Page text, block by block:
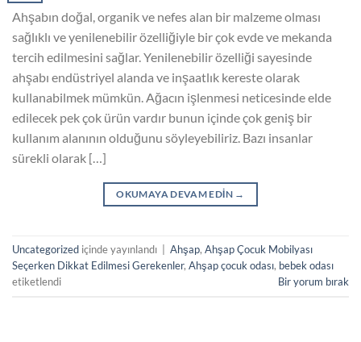
Ahşabın doğal, organik ve nefes alan bir malzeme olması
sağlıklı ve yenilenebilir özelliğiyle bir çok evde ve mekanda
tercih edilmesini sağlar. Yenilenebilir özelliği sayesinde
ahşabı endüstriyel alanda ve inşaatlık kereste olarak
kullanabilmek mümkün. Ağacın işlenmesi neticesinde elde
edilecek pek çok ürün vardır bunun içinde çok geniş bir
kullanım alanının olduğunu söyleyebiliriz. Bazı insanlar
sürekli olarak […]
OKUMAYA DEVAM EDIN →
Uncategorized içinde yayınlandı Ahşap, Ahşap Çocuk Mobilyası
Seçerken Dikkat Edilmesi Gerekenler, Ahşap çocuk odası, bebek odası
etiketlendi
Bir yorum bırak